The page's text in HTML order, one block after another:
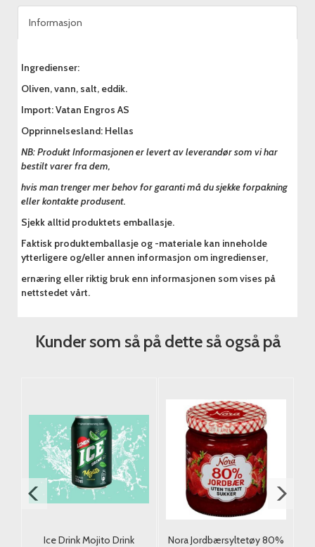
Informasjon
Ingredienser:
Oliven, vann, salt, eddik.
Import: Vatan Engros AS
Opprinnelsesland: Hellas
NB: Produkt Informasjonen er levert av leverandør som vi har
bestilt varer fra dem,
hvis man trenger mer behov for garanti må du sjekke forpakning
eller kontakte produsent.
Sjekk alltid produktets emballasje.
Faktisk produktemballasje og -materiale kan inneholde
ytterligere og/eller annen informasjon om ingredienser,
ernæring eller riktig bruk enn informasjonen som vises på
nettstedet vårt.
Kunder som så på dette så også på
Ice Drink Mojito Drink
Nora Jordbærsyltetøy 80%